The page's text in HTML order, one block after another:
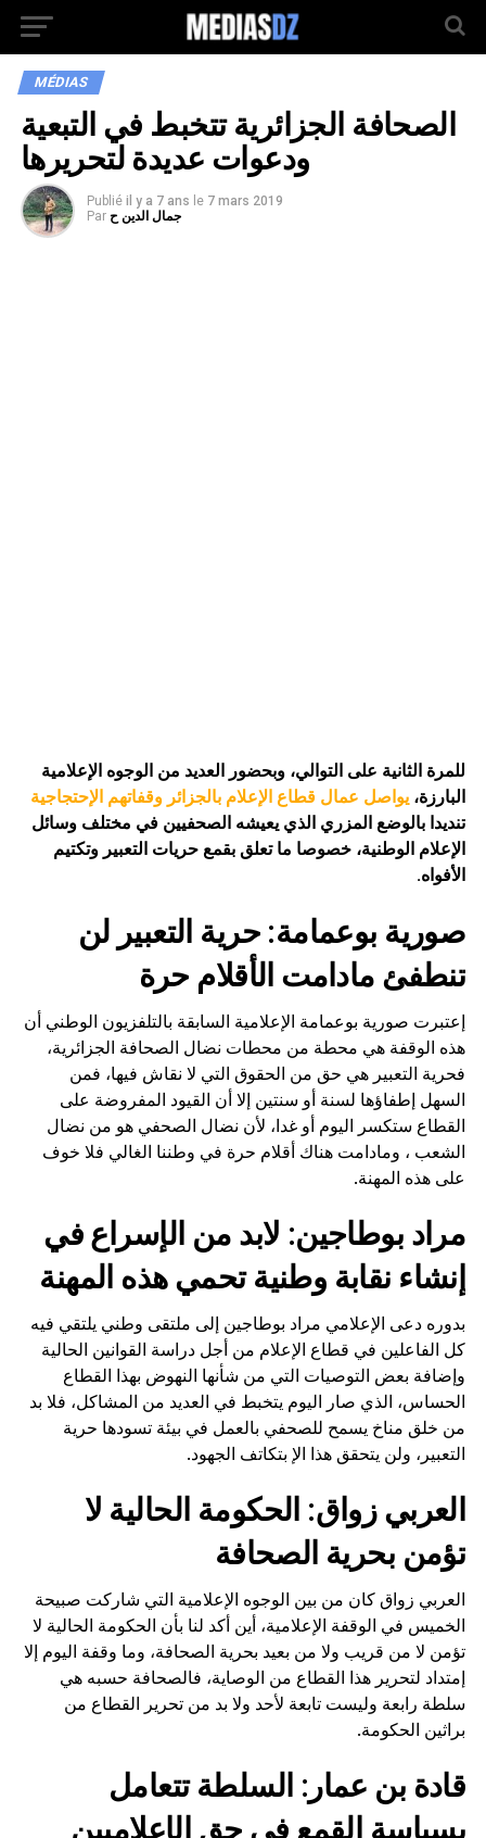
MÉDIAS
الصحافة الجزائرية تتخبط في التبعية
ودعوات عديدة لتحريرها
Publié il y a 7 ans le 7 mars 2019
Par جمال الدين ح
للمرة الثانية على التوالي، وبحضور العديد من الوجوه الإعلامية
البارزة، يواصل عمال قطاع الإعلام بالجزائر وقفاتهم الإحتجاجية
تنديدا بالوضع المزري الذي يعيشه الصحفيين في مختلف وسائل
الإعلام الوطنية، خصوصا ما تعلق بقمع حريات التعبير وتكتيم
الأفواه.
صورية بوعمامة: حرية التعبير لن
تنطفئ مادامت الأقلام حرة
إعتبرت صورية بوعمامة الإعلامية السابقة بالتلفزيون الوطني أن
هذه الوقفة هي محطة من محطات نضال الصحافة الجزائرية،
فحرية التعبير هي حق من الحقوق التي لا نقاش فيها، فمن
السهل إطفاؤها لسنة أو سنتين إلا أن القيود المفروضة على
القطاع ستكسر اليوم أو غدا، لأن نضال الصحفي هو من نضال
الشعب ، ومادامت هناك أقلام حرة في وطننا الغالي فلا خوف
على هذه المهنة.
مراد بوطاجين: لابد من الإسراع في
إنشاء نقابة وطنية تحمي هذه المهنة
بدوره دعى الإعلامي مراد بوطاجين إلى ملتقى وطني يلتقي فيه
كل الفاعلين في قطاع الإعلام من أجل دراسة القوانين الحالية
وإضافة بعض التوصيات التي من شأنها النهوض بهذا القطاع
الحساس، الذي صار اليوم يتخبط في العديد من المشاكل، فلا بد
من خلق مناخ يسمح للصحفي بالعمل في بيئة تسودها حرية
التعبير، ولن يتحقق هذا الإ بتكاتف الجهود.
العربي زواق: الحكومة الحالية لا
تؤمن بحرية الصحافة
العربي زواق كان من بين الوجوه الإعلامية التي شاركت صبيحة
الخميس في الوقفة الإعلامية، أين أكد لنا بأن الحكومة الحالية لا
تؤمن لا من قريب ولا من بعيد بحرية الصحافة، وما وقفة اليوم إلا
إمتداد لتحرير هذا القطاع من الوصاية، فالصحافة حسبه هي
سلطة رابعة وليست تابعة لأحد ولا بد من تحرير القطاع من
براثين الحكومة.
قادة بن عمار: السلطة تتعامل
بسياسة القمع في حق الإعلاميين